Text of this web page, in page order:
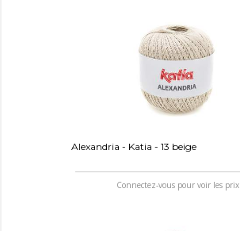
Alexandria - Katia - 13 beige
Connectez-vous pour voir les prix